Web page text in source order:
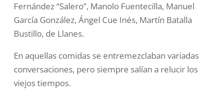
Fernández “Salero”, Manolo Fuentecilla, Manuel
García González, Ángel Cue Inés, Martín Batalla
Bustillo, de Llanes.
En aquellas comidas se entremezclaban variadas
conversaciones, pero siempre salían a relucir los
viejos tiempos.